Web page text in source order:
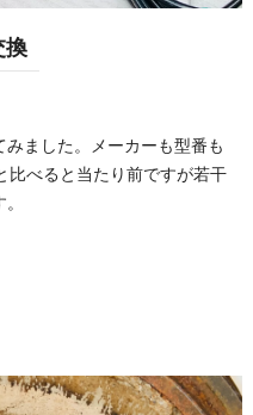
換
ました。メーカーも型番も
比べると当たり前ですが若干